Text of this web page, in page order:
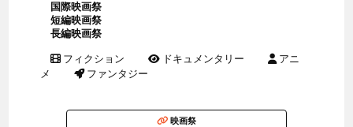
国際映画祭
短編映画祭
長編映画祭
フィクション ドキュメンタリー
アニ
メ
ファンタジー
映画祭